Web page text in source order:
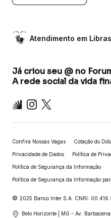
Atendimento em Libras
Já criou seu @ no
A rede social da vida
Inter Instagram
X
Confira Nossas Vagas Cotação do
Privacidade de Dados Política de
Política de Segurança da Informação
Política de Segurança da Informação
© 2025 Banco Inter S.A. CNPJ:
Belo Horizonte | MG - Av.